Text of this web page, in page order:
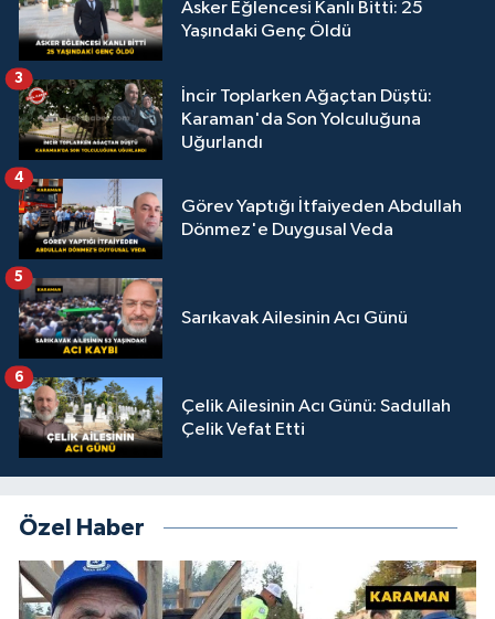
Asker Eğlencesi Kanlı Bitti: 25
Yaşındaki Genç Öldü
İncir Toplarken Ağaçtan Düştü:
Karaman'da Son Yolculuğuna
Uğurlandı
3
Görev Yaptığı İtfaiyeden Abdullah
Dönmez'e Duygusal Veda
4
Sarıkavak Ailesinin Acı Günü
5
Çelik Ailesinin Acı Günü: Sadullah
Çelik Vefat Etti
6
Özel Haber